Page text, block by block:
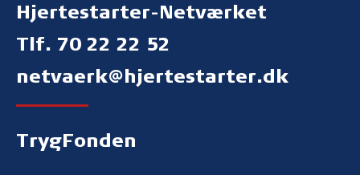
Hjertestarter-Netværket
Tlf. 70 22 22 52
netvaerk@hjertestarter.dk
TrygFonden